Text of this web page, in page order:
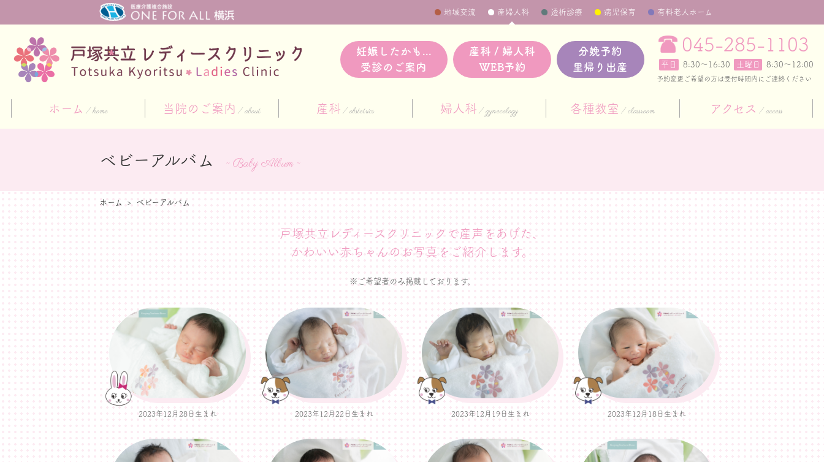
地域交流 産婦人科 透析診療 病児保育 有料老人ホーム
妊娠したかも...
受診のご案内
産科 / 婦人科
WEB予約
分娩予約
里帰り出産
045-285-1103
平日 8:30〜16:30 土曜日 8:30～12:00
予約変更ご希望の方は受付時間内にご連絡ください
ホーム home 当院のご案内 about 産科 obstetrics 婦人科 gynecology 各種教室 classroom アクセス access
ベビーアルバム ~ Baby Album ~
ホーム ベビーアルバム
戸塚共立レディースクリニックで産声をあげた、
かわいい赤ちゃんのお写真をご紹介します。
※ご希望者のみ掲載しております。
2023年12月28日生まれ 2023年12月22日生まれ 2023年12月19日生まれ 2023年12月18日生まれ